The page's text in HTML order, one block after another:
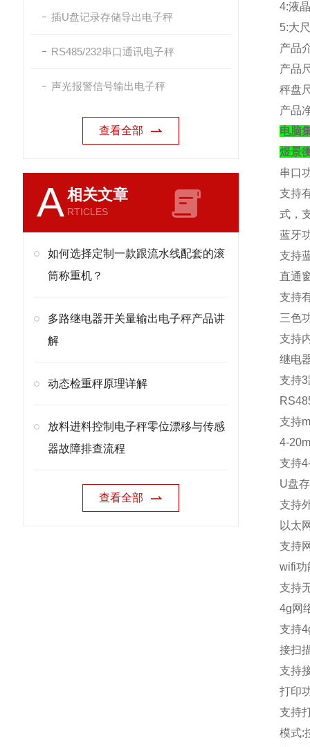
插U盘记录存储导出电子秤
RS485/232串口通讯电子秤
声光报警信号输出电子秤
查看全部
A相关文章
RTICLES
如何选择定制一款跟流水线配套的滚
筒称重机？
多路继电器开关量输出电子秤产品讲
解
动态检重秤原理详解
放料进料控制电子秤零位漂移与传感
器故障排查流程
查看全部
4:液
5:大
产品
产品
秤盘
产品
电脑
煜景
串口
支持
式，
蓝牙
支持
直通
支持
三色
支持
继电
支持3
支持
4-
支持
U盘
支持
以太
支持
wifi功
支持
4g网
支持
接扫
支持
打印
支持
模式: